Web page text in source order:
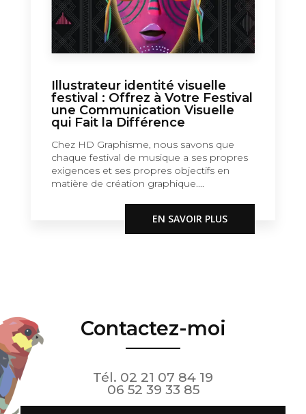
Illustrateur identité visuelle
festival : Offrez à Votre Festival
une Communication Visuelle
qui Fait la Différence
Chez HD Graphisme, nous savons que
chaque festival de musique a ses propres
exigences et ses propres objectifs en
matière de création graphique....
EN SAVOIR PLUS
Contactez-moi
Tél. 02 21 07 84 19
06 52 39 33 85